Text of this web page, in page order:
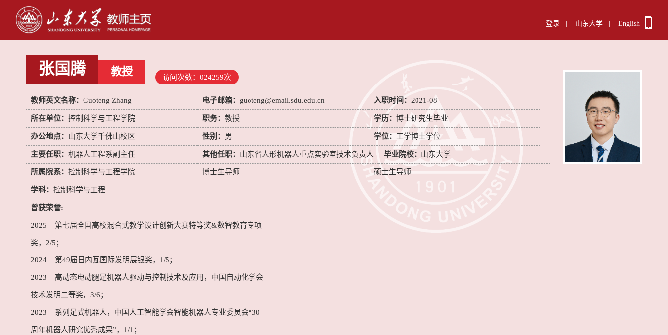
登录 山东大学 English
张国腾 教授 访问次数： 024259次
教师英文名称： Guoteng Zhang 电子邮箱： guoteng@email.sdu.edu.cn 入职时间： 2021-08
所在单位： 控制科学与工程学院 职务： 教授 学历： 博士研究生毕业
办公地点： 山东大学千佛山校区 性别： 男 学位： 工学博士学位
主要任职： 机器人工程系副主任 其他任职： 山东省人形机器人重点实验室技术负责人 毕业院校： 山东大学
所属院系： 控制科学与工程学院 博士生导师 硕士生导师
学科： 控制科学与工程
曾获荣誉:
2025 第七届全国高校混合式教学设计创新大赛特等奖&数智教育专项
奖，2/5；
2024 第49届日内瓦国际发明展银奖，1/5；
2023 高动态电动腿足机器人驱动与控制技术及应用，中国自动化学会
技术发明二等奖，3/6；
2023 系列足式机器人，中国人工智能学会智能机器人专业委员会“30
周年机器人研究优秀成果”，1/1；